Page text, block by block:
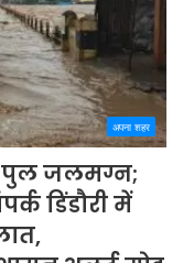
अपना शहर
पुल जलमग्न;
डिंडौरी में